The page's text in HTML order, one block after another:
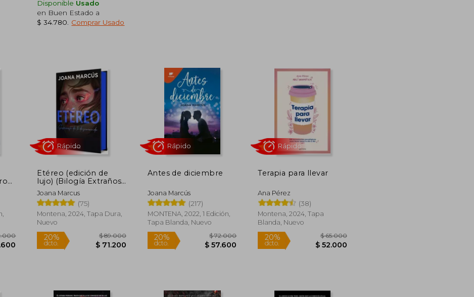
20%
dcto.
Rápido
Disponible Usado
en Buen Estado a
$ 34.780
Comprar Usado
20%
dcto.
20%
dcto.
Etéreo (edición de
lujo) (Bilogía Extraños
1)
Joana Marcus
(75)
Montena, 2024, Tapa Dura,
Nuevo
Antes de diciembre
Joana Marcús
(217)
MONTENA, 2022, 1 Edición,
Tapa Blanda, Nuevo
Terapia para llevar
Ana Pérez
(38)
Montena, 2024, Tapa
Blanda, Nuevo